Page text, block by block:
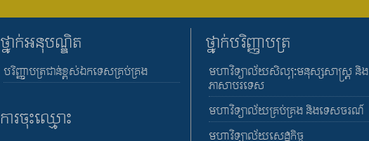
ថ្នាក់អនុបណ្ឌិត
បរិញ្ញាបត្រជាន់ខ្ពស់ឯកទេសគ្រប់គ្រង
ការចុះឈ្មោះ
ថ្នាក់បរិញ្ញាបត្រ
មហាវិទ្យាល័យសិល្បៈមនុស្សសាស្រ្ត និង
ភាសាបរទេស
មហាវិទ្យាល័យគ្រប់គ្រង និងទេសចរណ៍
មហាវិទ្យាល័យសេដ្ឋកិច្ច